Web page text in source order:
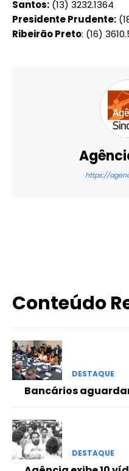
Santos: (13) 3232.1364
Presidente Prudente:
Ribeirão Preto: (16)
https://
Conteúdo
DESTAQUE
Bancários
DESTAQUE